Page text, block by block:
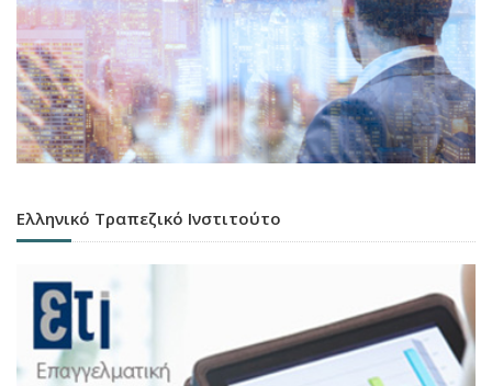
Ελληνικό Τραπεζικό Ινστιτούτο